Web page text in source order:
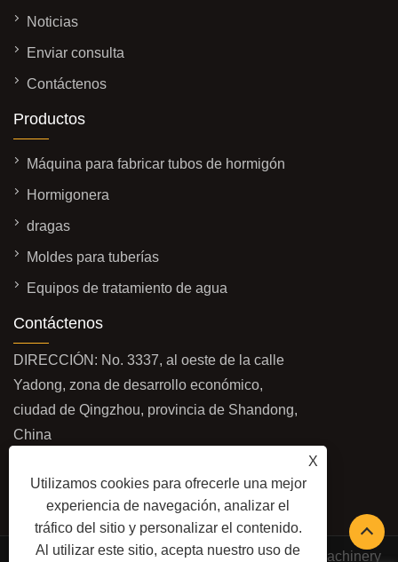
X
Utilizamos cookies para ofrecerle una mejor
experiencia de navegación, analizar el
tráfico del sitio y personalizar el contenido.
Al utilizar este sitio, acepta nuestro uso de
Noticias
Enviar consulta
Contáctenos
Productos
Máquina para fabricar tubos de hormigón
Hormigonera
dragas
Moldes para tuberías
Equipos de tratamiento de agua
Contáctenos
DIRECCIÓN: No. 3337, al oeste de la calle
Yadong, zona de desarrollo económico,
ciudad de Qingzhou, provincia de Shandong,
China
sales@baolaimachinery.com
TELÉFONO:
+86-15662587580
Copyright © 2024 Qingzhou Water Conservancy Machinery